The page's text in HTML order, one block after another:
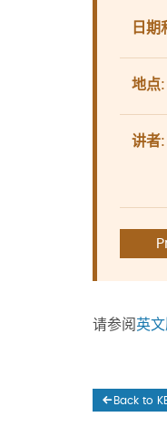
日期
地点:
讲者:
请参阅 英
Back to